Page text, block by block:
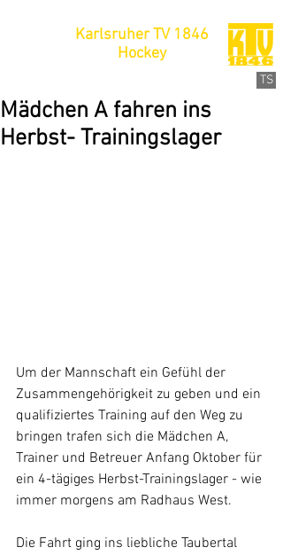
Karlsruher TV 1846
Hockey
TS
Mädchen A fahren ins
Herbst- Trainingslager
Um der Mannschaft ein Gefühl der
Zusammengehörigkeit zu geben und ein
qualifiziertes Training auf den Weg zu
bringen trafen sich die Mädchen A,
Trainer und Betreuer Anfang Oktober für
ein 4-tägiges Herbst-Trainingslager - wie
immer morgens am Radhaus West.
Die Fahrt ging ins liebliche Taubertal